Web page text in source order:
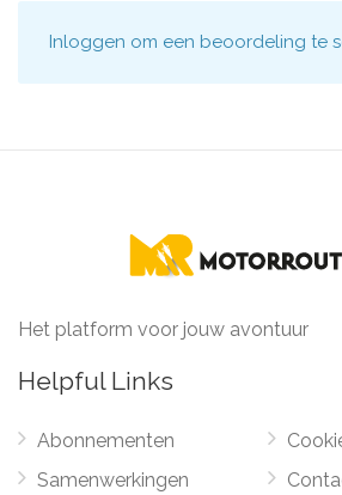
Inloggen om een beoordeling te
Het platform voor jouw avontuur
Helpful Links
Abonnementen
Samenwerkingen